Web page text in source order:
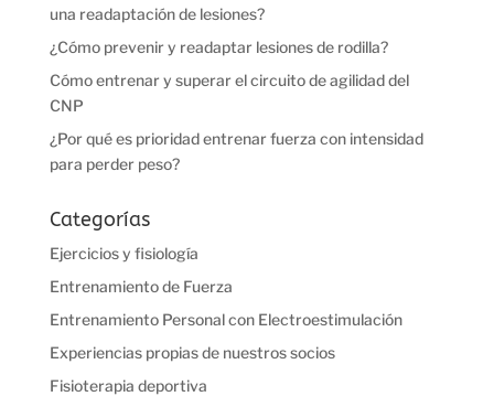
una readaptación de lesiones?
¿Cómo prevenir y readaptar lesiones de rodilla?
Cómo entrenar y superar el circuito de agilidad del
CNP
¿Por qué es prioridad entrenar fuerza con intensidad
para perder peso?
Categorías
Ejercicios y fisiología
Entrenamiento de Fuerza
Entrenamiento Personal con Electroestimulación
Experiencias propias de nuestros socios
Fisioterapia deportiva